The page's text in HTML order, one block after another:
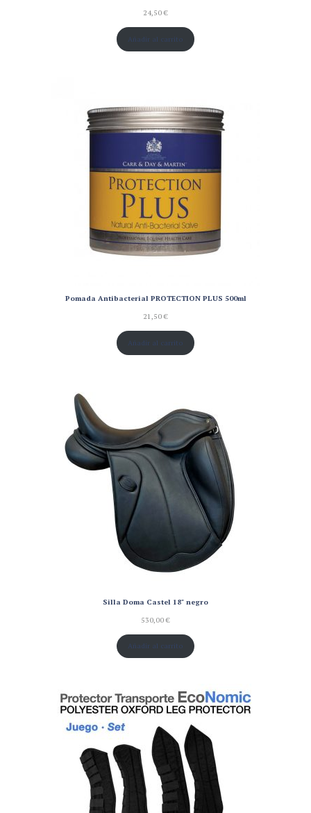
24,50€
Añadir al carrito
Pomada Antibacterial PROTECTION PLUS 500ml
21,50€
Añadir al carrito
Silla Doma Castel 18" negro
530,00€
Añadir al carrito